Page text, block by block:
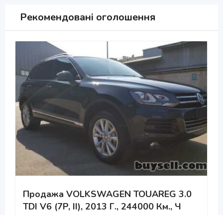
Рекомендовані оголошення
Продажа VOLKSWAGEN TOUAREG 3.0
TDI V6 (7P, II), 2013 Г., 244000 Км., Ч